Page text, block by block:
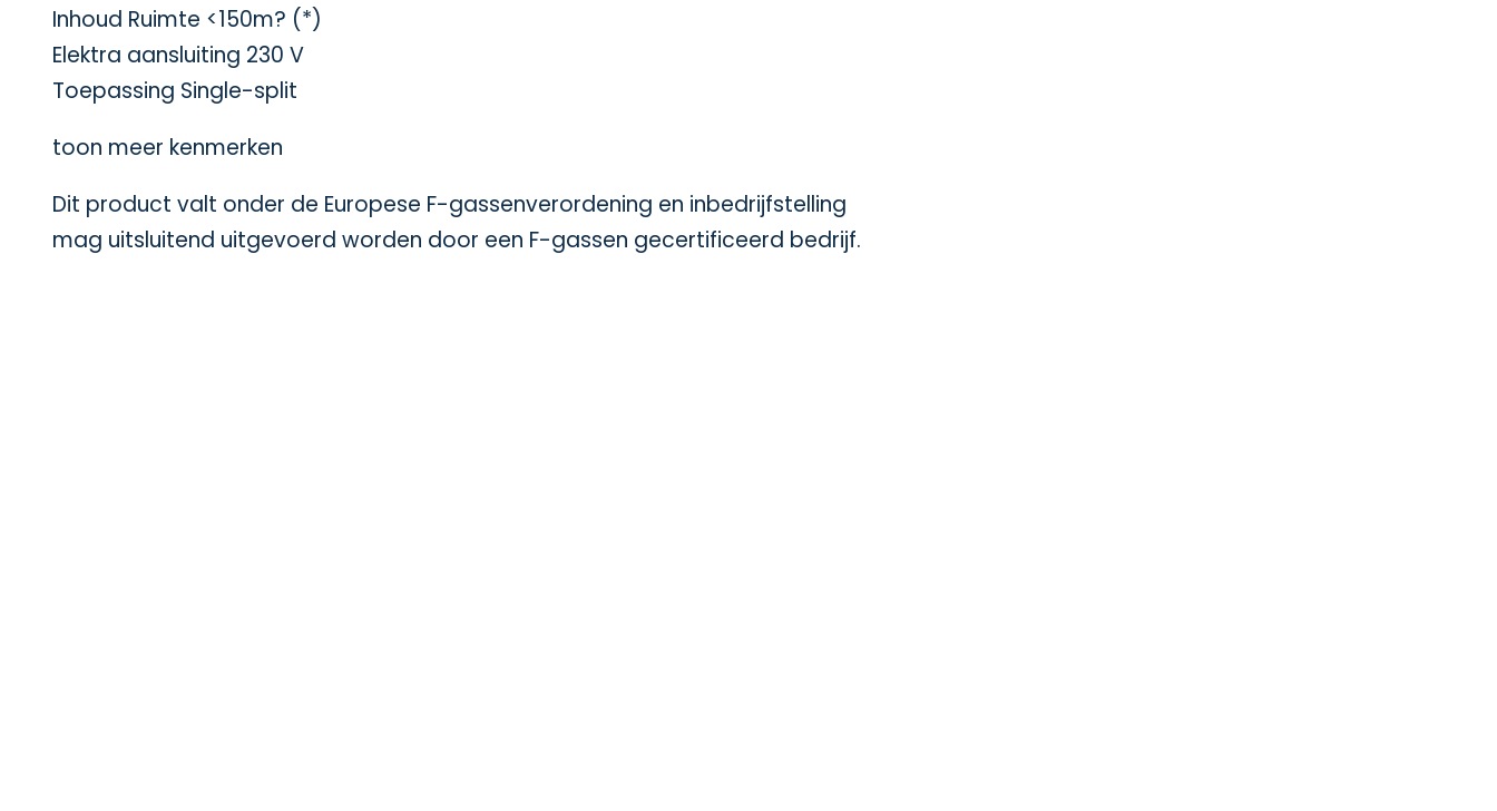
Inhoud Ruimte <150m? (*)
Elektra aansluiting 230 V
Toepassing Single-split
toon meer kenmerken
Dit product valt onder de Europese F-gassenverordening en inbedrijfstelling
mag uitsluitend uitgevoerd worden door een F-gassen gecertificeerd bedrijf.